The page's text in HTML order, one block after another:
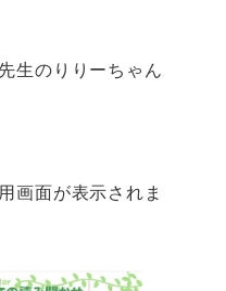
生のりりーちゃん
画面が表示されま